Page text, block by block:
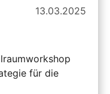
13.03.2025
für die